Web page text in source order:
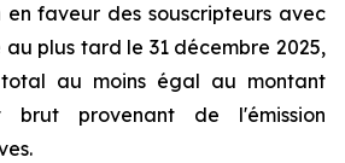
en faveur des souscripteurs avec
plus tard le 31 décembre 2025,
au moins égal au montant
provenant de l'émission